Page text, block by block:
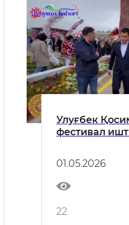
Улуғбек
фестивал
01.05.2026
22